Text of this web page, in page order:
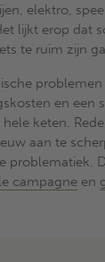
elektro,
lijkt erop dat
te ruim zijn
problemen
en een
keten.
aan te
problematiek.
campagne en